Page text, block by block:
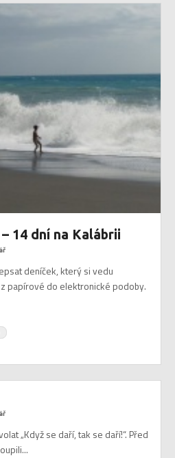
14 dní na Kalábrii
deníček, který si vedu
papírové do elektronické podoby.
„Když se daří, tak se daří!“. Před